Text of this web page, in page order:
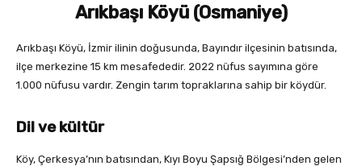
Arıkbaşı Köyü (Osmaniye)
Arıkbaşı Köyü, İzmir ilinin doğusunda, Bayındır ilçesinin batısında,
ilçe merkezine 15 km mesafededir. 2022 nüfus sayımına göre
1.000 nüfusu vardır. Zengin tarım topraklarına sahip bir köydür.
Dil ve kültür
Köy, Çerkesya’nın batısından, Kıyı Boyu Şapsığ Bölgesi’nden gelen